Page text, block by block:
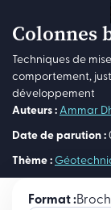
Colonnes
Techniques de
comportement,
développement
Auteurs : Ammar
Date de parution :
Thème :
Format :